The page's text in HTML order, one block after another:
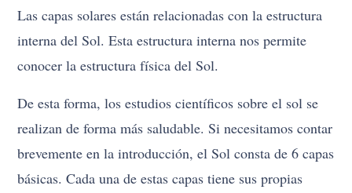
Las capas solares están relacionadas con la estructura
interna del Sol. Esta estructura interna nos permite
conocer la estructura física del Sol.
De esta forma, los estudios científicos sobre el sol se
realizan de forma más saludable. Si necesitamos contar
brevemente en la introducción, el Sol consta de 6 capas
básicas. Cada una de estas capas tiene sus propias